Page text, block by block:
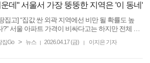
데" 서울서 가장 뚱뚱한 지역은 '이 동네'
집고] “집값 싼 외곽 지역에선 비만 될 확률도 높
격이 비싸다고는 하지만 전체 자
남3구’로 묶여 상급지로 통하는 서초구 반포동에
집Go > 뉴스 | 2026.04.17 (금) | 이지은 기자